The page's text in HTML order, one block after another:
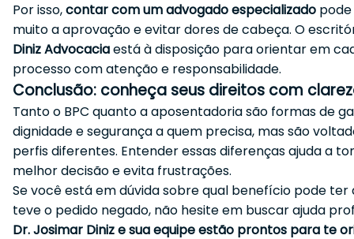
Por isso,contar com um advogado especializado
muito a aprovação e evitar dores de cabeça. O
Diniz Advocaciaestá à disposição para orientar em
processo com atenção e responsabilidade.
Conclusão: conheça seus direitos com
Tanto o BPC quanto a aposentadoria são formas de
dignidade e segurança a quem precisa, mas são
perfis diferentes. Entender essas diferenças ajuda a
melhor decisão e evita frustrações.
Se você está em dúvida sobre qual benefício pode ter
teve o pedido negado, não hesite em buscar ajuda
Dr. Josimar Diniz e sua equipe estão prontos para te